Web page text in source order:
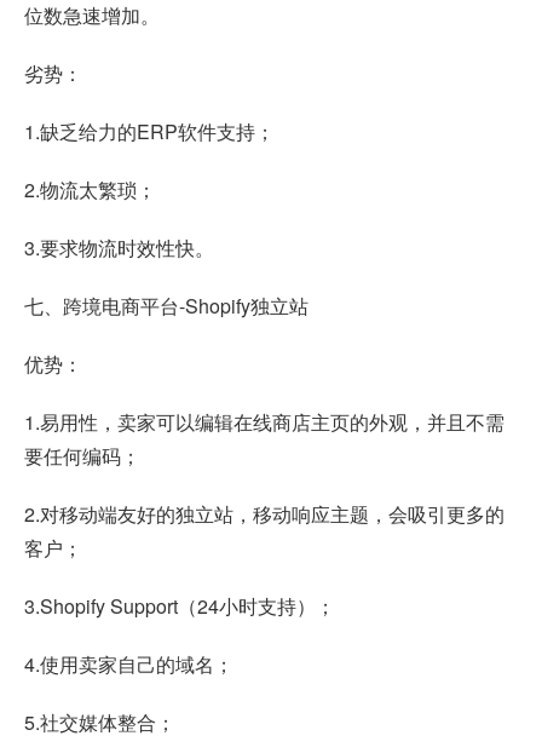
位数急速增加。
劣势：
1.缺乏给力的ERP软件支持；
2.物流太繁琐；
3.要求物流时效性快。
七、跨境电商平台-Shopify独立站
优势：
1.易用性，卖家可以编辑在线商店主页的外观，并且不需
要任何编码；
2.对移动端友好的独立站，移动响应主题，会吸引更多的
客户；
3.Shopify Support（24小时支持）；
4.使用卖家自己的域名；
5.社交媒体整合；